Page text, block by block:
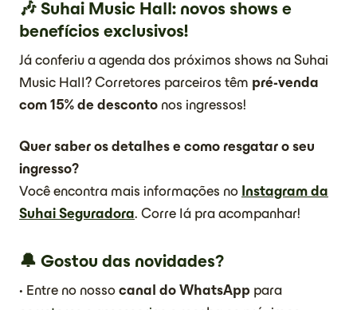
🎶 Suhai Music Hall: novos shows e
benefícios exclusivos!
Já conferiu a agenda dos próximos shows na Suhai
Music Hall? Corretores parceiros têm pré-venda
com 15% de desconto nos ingressos!
Quer saber os detalhes e como resgatar o seu
ingresso?
Você encontra mais informações no Instagram da
Suhai Seguradora. Corre lá pra acompanhar!
🔔 Gostou das novidades?
• Entre no nosso canal do WhatsApp para